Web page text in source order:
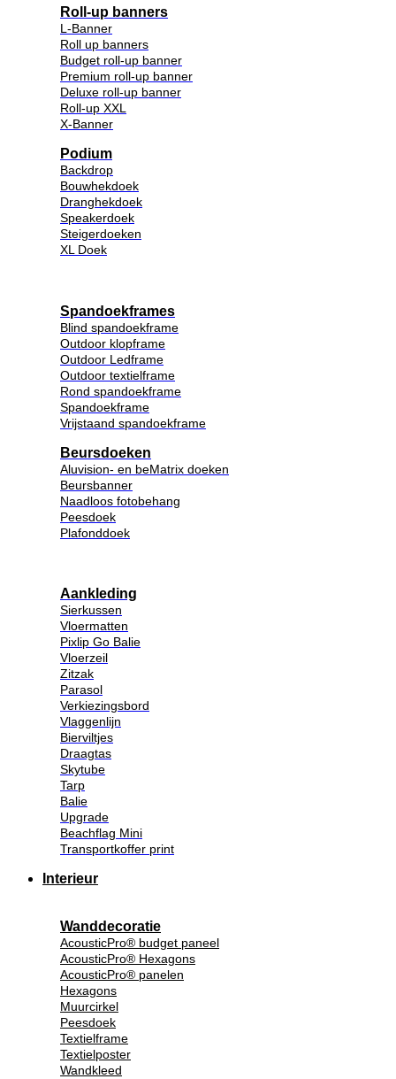
Roll-up banners
L-Banner
Roll up banners
Budget roll-up banner
Premium roll-up banner
Deluxe roll-up banner
Roll-up XXL
X-Banner
Podium
Backdrop
Bouwhekdoek
Dranghekdoek
Speakerdoek
Steigerdoeken
XL Doek
Spandoekframes
Blind spandoekframe
Outdoor klopframe
Outdoor Ledframe
Outdoor textielframe
Rond spandoekframe
Spandoekframe
Vrijstaand spandoekframe
Beursdoeken
Aluvision- en beMatrix doeken
Beursbanner
Naadloos fotobehang
Peesdoek
Plafonddoek
Aankleding
Sierkussen
Vloermatten
Pixlip Go Balie
Vloerzeil
Zitzak
Parasol
Verkiezingsbord
Vlaggenlijn
Bierviltjes
Draagtas
Skytube
Tarp
Balie
Upgrade
Beachflag Mini
Transportkoffer print
Interieur
Wanddecoratie
AcousticPro® budget paneel
AcousticPro® Hexagons
AcousticPro® panelen
Hexagons
Muurcirkel
Peesdoek
Textielframe
Textielposter
Wandkleed